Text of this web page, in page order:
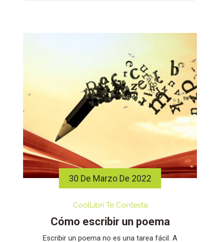
30 De Marzo De 2022
CoolLibri Te Contesta
Cómo escribir un poema
Escribir un poema no es una tarea fácil. A